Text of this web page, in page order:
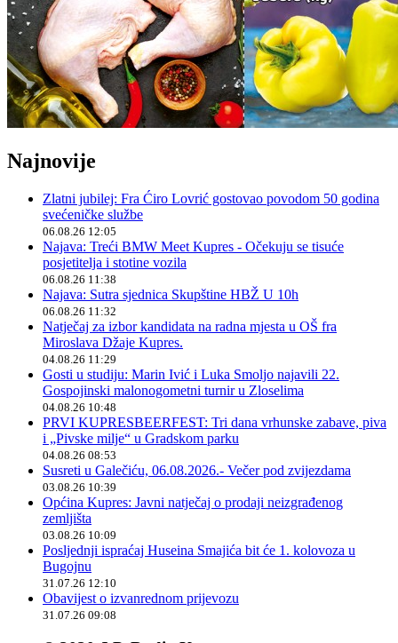
Najnovije
Zlatni jubilej: Fra Ćiro Lovrić gostovao povodom 50 godina
svećeničke službe
06.08.26 12:05
Najava: Treći BMW Meet Kupres - Očekuju se tisuće
posjetitelja i stotine vozila
06.08.26 11:38
Najava: Sutra sjednica Skupštine HBŽ U 10h
06.08.26 11:32
Natječaj za izbor kandidata na radna mjesta u OŠ fra
Miroslava Džaje Kupres.
04.08.26 11:29
Gosti u studiju: Marin Ivić i Luka Smoljo najavili 22.
Gospojinski malonogometni turnir u Zloselima
04.08.26 10:48
PRVI KUPRESBEERFEST: Tri dana vrhunske zabave, piva
i „Pivske milje“ u Gradskom parku
04.08.26 08:53
Susreti u Galečiću, 06.08.2026.- Večer pod zvijezdama
03.08.26 10:39
Općina Kupres: Javni natječaj o prodaji neizgrađenog
zemljišta
03.08.26 10:09
Posljednji ispraćaj Huseina Smajića bit će 1. kolovoza u
Bugojnu
31.07.26 12:10
Obavijest o izvanrednom prijevozu
31.07.26 09:08